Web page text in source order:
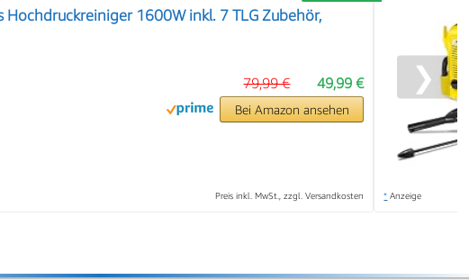
Hochdruckreiniger 1600W inkl. 7 TLG Zubehör,
49,99 €
79,99 €
Bei Amazon ansehen
Preis inkl. MwSt., zzgl. Versandkosten * Anzeige
❯